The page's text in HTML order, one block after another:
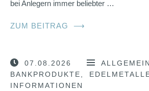
bei Anlegern immer beliebter …
ZUM BEITRAG ⟶
07.08.2026
BANKPRODUKTE
INFORMATIONEN